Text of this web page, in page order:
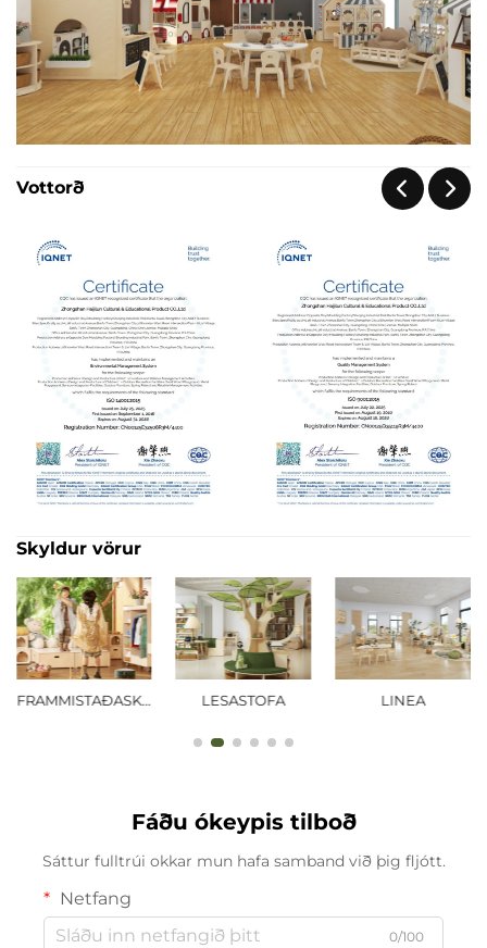
Vottorð
Skyldur vörur
FRAMMISTAÐASKÓLI LESASTOFA LINEA
Fáðu ókeypis tilboð
Sáttur fulltrúi okkar mun hafa samband við þig fljótt.
Netfang
0/100